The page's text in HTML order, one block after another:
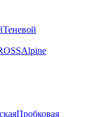
Теневой
Alpine
Пробковая